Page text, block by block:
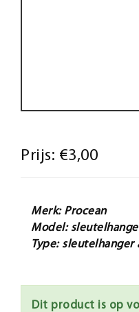
Prijs: €3,00
Merk: Procean
Model:
Type: sleutelhanger
Dit product is op